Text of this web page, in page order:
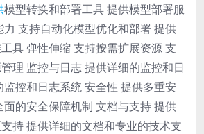
模型转换和部署工具 提供模型部署服
支持自动化模型优化和部署 提供
具 弹性伸缩 支持按需扩展资源 支
理 监控与日志 提供详细的监控和日
控和日志系统 安全性 提供多重安
的安全保障机制 文档与支持 提供
持 提供详细的文档和专业的技术支